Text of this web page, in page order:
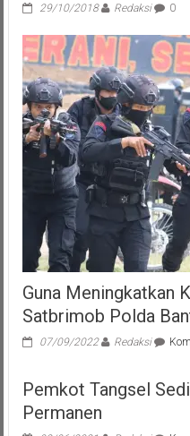
29/10/2018 Redaksi 0
Guna Meningkatkan
Satbrimob Polda
07/09/2022 Redaksi
Pemkot Tangsel
Permanen